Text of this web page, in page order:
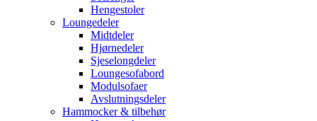
Hengestoler
Loungedeler
Midtdeler
Hjørnedeler
Sjeselongdeler
Loungesofabord
Modulsofaer
Avslutningsdeler
Hammocker & tilbehør